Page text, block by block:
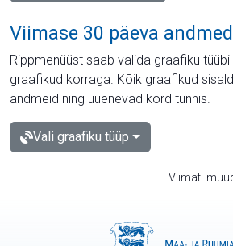
Viimase 30 päeva andmed
Rippmenüüst saab valida graafiku
graafikud korraga. Kõik graafikud
andmeid ning uuenevad kord tunnis.
Vali graafiku tüüp
Viimati